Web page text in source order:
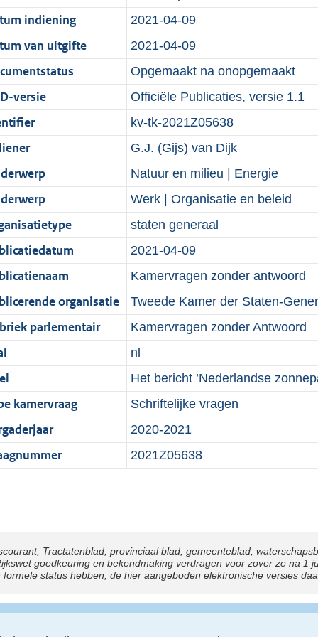
n
f
o
r
m
a
a
t
b
i
n
f
o
r
m
a
a
t
b
e
i
n
f
o
r
m
a
a
t
K
b
i
e
i
n
f
o
r
m
a
a
t
8
K
b
r
o
o
t
t
e
:
2
K
b
g
r
o
o
t
t
e
:
2
K
b
indiening 2021-04-09
van uitgifte 2021-04-09
Opgemaakt na onopgemaakt
versie Officiële Publicaties, versie 1.1
kv-tk-2021Z05638
G.J. (Gijs) van Dijk
Natuur en milieu | Energie
Werk | Organisatie en beleid
staten generaal
2021-04-09
Kamervragen zonder antwoord
organisatie Tweede Kamer der Staten-
parlementair Kamervragen zonder Antwoord
nl
Het bericht ’Nederlandse
kamervraag Schriftelijke vragen
2020-2021
2021Z05638
Tractatenblad, provinciaal blad, gemeenteblad,
goedkeuring en bekendmaking verdragen voor zover ze na 1
status hebben; de hier aangeboden elektronische versies